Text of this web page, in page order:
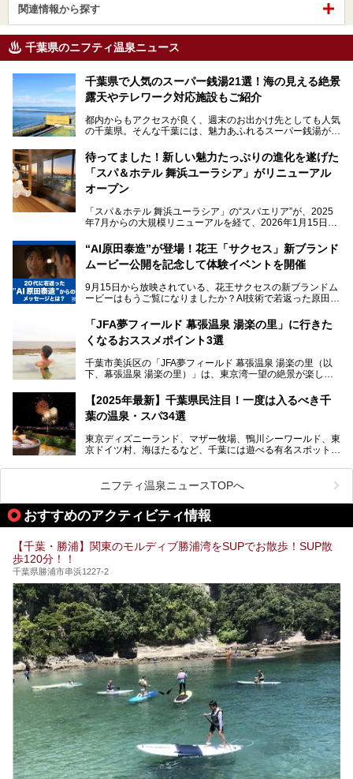
関連情報から探す
千葉県のニフティ温泉ニュース
千葉県で人気のスーパー銭湯21選！海の見える絶景
露天やテレワーク対応施設もご紹介
都内からもアクセスが良く、週末のお出かけ先としても人気
の千葉県。そんな千葉には、魅力あふれるスーパー銭湯がた
「サウナでしっかりととのいたい」「海が見える絶景で非日
常を味わいたい」「子連れでも気兼ねなく1日過ごした
い」。
そんな多様なニーズに応える施設が揃っているため、その日
の目的に合った施設がきっと見つかるはずです。
さらに最近では、24時間営業で深夜まで滞在できる施設
や、テレワーク・コワーキングスペースを備えた仕事もでき
るスパも増えており、ただの入浴施設にとどまらない進化を
本記事では、人気スーパー銭湯から絶景施設、コワーキング
スペースや休憩スペースが充実した施設、子連れファミリー
向けの施設など、目的に合わせたおすすめの施設を紹介しま
す。
ださい。
待ってました！新しい魅力たっぷりの進化を遂げた
「スパ＆ホテル 舞浜ユーラシア」がリニューアル
オープン
「スパ＆ホテル 舞浜ユーラシア」の“スパエリア”が、2025
年7月からの大規模リニューアルを経て、2026年1月15日
新設エリアや生まれ変わった浴場・サウナの魅力を、人気キ
ャラクター「ユーラシわん」と一緒にご紹介します。必見の
───
提供元：SPA＆HOTEL舞浜ユーラシア【PR】
です。
“AI原田泰造”が登場！花王「サクセス」新ブランド
ムービー公開を記念して体験イベントを開催
9月15日から放映されている、花王サクセスの新ブランドム
ービーはもうご覧になりましたか？AI技術で若返った原田泰
伝えるムービーです。公開を記念して、スパメッツァおおた
か竜泉寺の湯にて体験イベントを開催。花王サクセスの製品
が無料で試せるチャンスです！
提供元：花王株式会社【PR】
この記事は花王株式会社商品のPRレポート記事です。
「JFA夢フィールド 幕張温泉 湯楽の里」に行きた
くなるおススメポイント3選
千葉市美浜区の「JFA夢フィールド 幕張温泉 湯楽の里（以
下、幕張温泉 湯楽の里）」は、東京湾一望の絶景が楽しめ
設備も天然温泉の露天風呂、サウナ、岩盤浴のほか、高濃度
炭酸泉、海の見えるお休み処や食事処、展望抜群の屋上ま
で、年代を問わずたっぷり楽しめます。
今回は人気のこの施設の中でも、特におススメしたい3つの
ポイントについて厳選してお届けします。読めばきっと、行
【2025年最新】千葉県民注目！一度は入るべき千
葉の温泉・スパ34選
東京ディズニーランド、マザー牧場、鴨川シーワールド、東
京ドイツ村、海ほたるなど、千葉には遊べる有名スポットが
県で生まれ、千葉県で育ち、つい最近まで千葉在住だった私
がお勧めする、一度は入るべき千葉の温泉・スパ34選をま
とめました。
ニフティ温泉ニュースTOPへ
おすすめのアクティビティ情報
【千葉・勝浦】関東のモルディブ勝浦湾をSUPでお散歩！SUP散
歩120分！！
千葉県勝浦市串浜1227-2